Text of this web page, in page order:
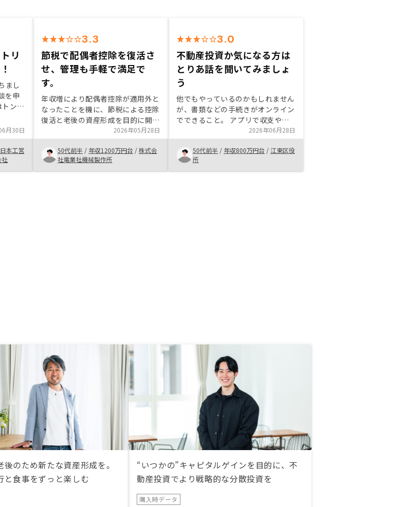
リ
まし
を申
ント
始め
なり
購入
と思
込んで
月30日
日本工営
社
3.3
節税で配偶者控除を復活さ
せ、管理も手軽で満足で
す。
年収増により配偶者控除が適用外と
なったことを機に、節税による控除
復活と老後の資産形成を目的に開始
しました。 RENOSYを選んだ理由
は、検討した物件が兵庫駅徒歩3分
と資産性が高く、キャンペーンによ
り管理費を抑えられた点です。さら
にアプリ等での物件管理が手軽であ
2026年05月28日
50代前半 / 年収1200万円台 /株式会
社電業社機械製作所
3.0
不動産投資か気になる方は
とりあ話を聞いてみましょ
う
他でもやっているのかもしれません
が、書類などの手続きがオンライン
でできること。 アプリで収支や確
定申告の資料作成などが簡単にでき
るのは、余計な事務負担が無くて良
いかと思います。 不動産投資に怪
しさや不安があるならば、担当の方
と納得いくまで良く話せば良いと思
2026年06月28日
50代前半 / 年収800万円台 /江東区役
所
後のため新たな資産形成を。
と食事をずっと楽しむ
“いつかの”キャピタルゲインを目的に、不
動産投資でより戦略的な分散投資を
購入時データ